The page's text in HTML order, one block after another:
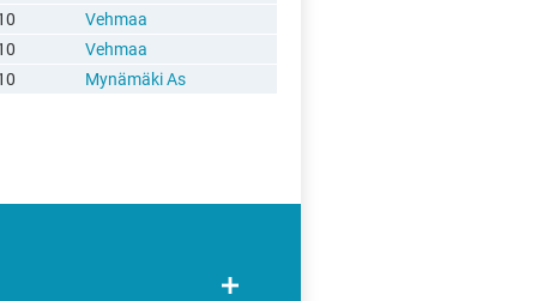
Vehmaa
Vehmaa
Mynämäki As